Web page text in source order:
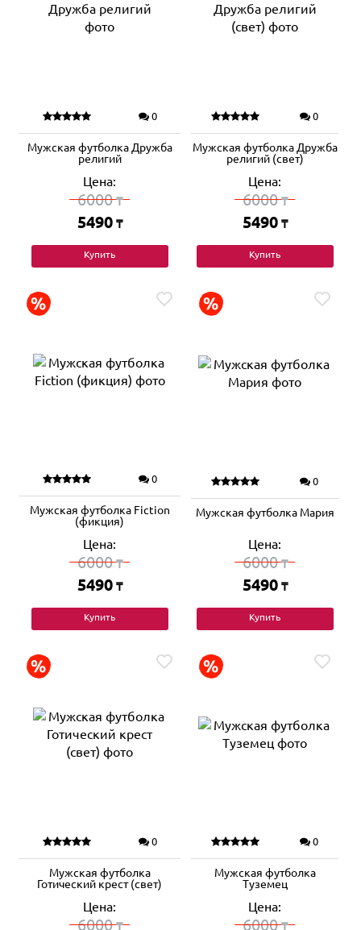
0
Мужская футболка Дружба
религий
Цена:
6000₸
5490 ₸
Купить
0
Мужская футболка Дружба
религий (свет)
Цена:
6000₸
5490 ₸
Купить
0
Мужская футболка Fiction
(фикция)
Цена:
6000₸
5490 ₸
Купить
0
Мужская футболка Мария
Цена:
6000₸
5490 ₸
Купить
0
Мужская футболка
Готический крест (свет)
Цена:
6000₸
0
Мужская футболка
Туземец
Цена:
6000₸